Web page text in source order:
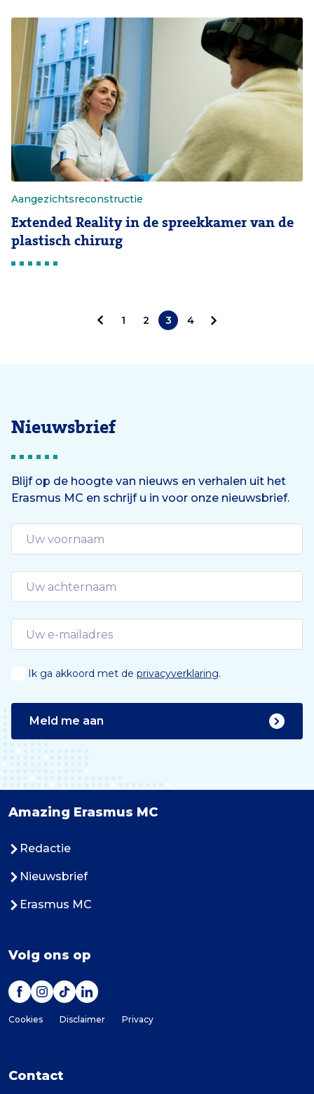
Aangezichtsreconstructie
Extended Reality in de spreekkamer van de
plastisch chirurg
1 2 3
4
n
d
Nieuwsbrief
Blijf op de hoogte van nieuws en verhalen uit het
Erasmus MC en schrijf u in voor onze nieuwsbrief.
Ik ga akkoord met de privacyverklaring.
Meld me aan
Amazing Erasmus MC
Redactie
Nieuwsbrief
Erasmus MC
Volg ons op
Cookies Disclaimer Privacy
Contact